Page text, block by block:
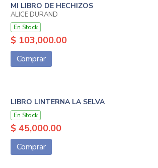
MI LIBRO DE HECHIZOS
ALICE DURAND
En Stock
$ 103,000.00
Comprar
LIBRO LINTERNA LA SELVA
En Stock
$ 45,000.00
Comprar